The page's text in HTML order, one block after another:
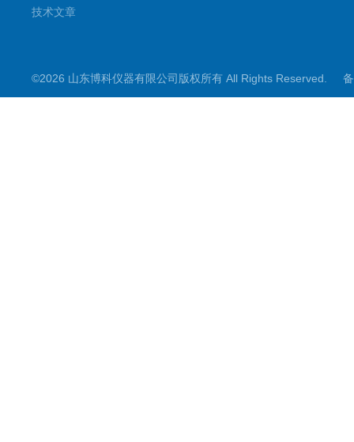
技术文章
©2026 山东博科仪器有限公司版权所有 All Rights Reserved.